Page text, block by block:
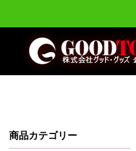
商品カテゴリー